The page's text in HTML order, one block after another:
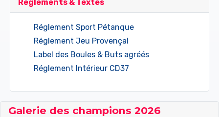
Galerie des champions 2026
Réglements & Textes
Réglement Sport Pétanque
Réglement Jeu Provençal
Label des Boules & Buts agréés
Réglement Intérieur CD37